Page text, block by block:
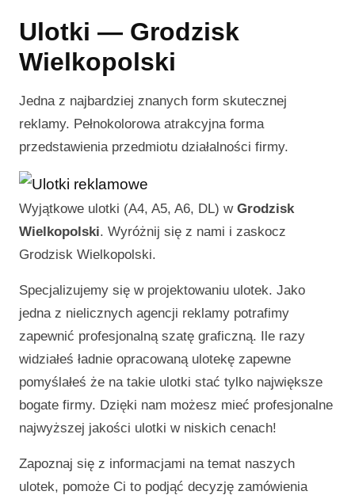
Ulotki — Grodzisk
Wielkopolski
Jedna z najbardziej znanych form skutecznej
reklamy. Pełnokolorowa atrakcyjna forma
przedstawienia przedmiotu działalności firmy.
Wyjątkowe ulotki (A4, A5, A6, DL) w Grodzisk
Wielkopolski. Wyróżnij się z nami i zaskocz
Grodzisk Wielkopolski.
Specjalizujemy się w projektowaniu ulotek. Jako
jedna z nielicznych agencji reklamy potrafimy
zapewnić profesjonalną szatę graficzną. Ile razy
widziałeś ładnie opracowaną ulotekę zapewne
pomyślałeś że na takie ulotki stać tylko największe
bogate firmy. Dzięki nam możesz mieć profesjonalne
najwyższej jakości ulotki w niskich cenach!
Zapoznaj się z informacjami na temat naszych
ulotek, pomoże Ci to podjąć decyzję zamówienia